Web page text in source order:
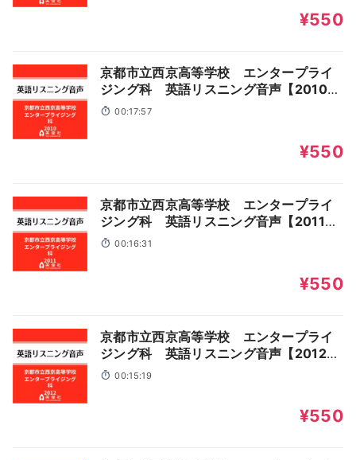
¥550
京都市立西京高等学校 エンタープライ
ジング科 英語リスニング音声【2010年
入試問題】
00:17:57
¥550
京都市立西京高等学校 エンタープライ
ジング科 英語リスニング音声【2011年
入試問題】
00:16:31
¥550
京都市立西京高等学校 エンタープライ
ジング科 英語リスニング音声【2012年
入試問題】
00:15:19
¥550